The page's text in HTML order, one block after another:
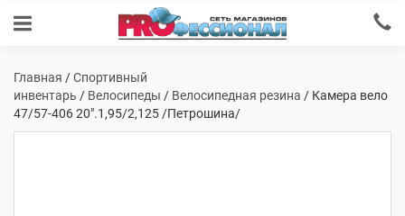
Главная /Спортивный
инвентарь / Велосипеды / Велосипедная резина / Камера вело
47/57-406 20″.1,95/2,125 /Петрошина/